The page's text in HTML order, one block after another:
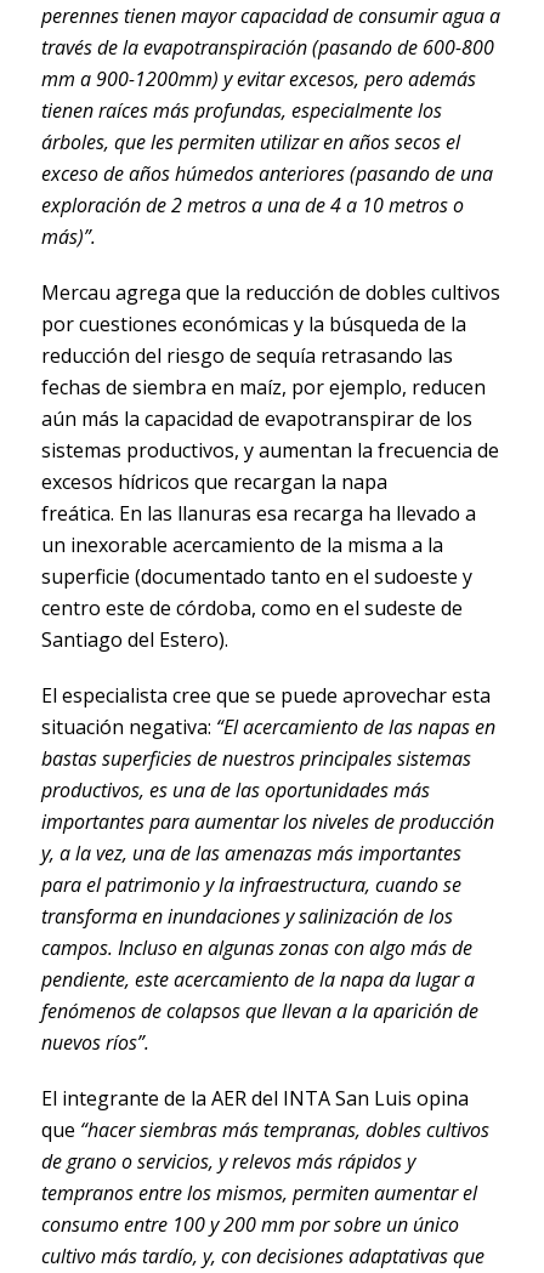
perennes tienen mayor capacidad de consumir agua a
través dela evapotranspiración (pasando de 600-800
mm a 900-1200mm) y evitar excesos, pero además
tienen raíces más profundas, especialmente los
árboles, que les permiten utilizar en años secos el
exceso de años húmedos anteriores (pasando de una
exploración de 2 metros a una de 4 a 10 metros o
más)”.
Mercau agrega que la reducción de dobles cultivos
por cuestiones económicas y la búsqueda de la
reducción del riesgo de sequía retrasando las
fechas de siembra en maíz, por ejemplo, reducen
aún más la capacidad de evapotranspirar de los
sistemas productivos, y aumentan la frecuencia de
excesos hídricos que recargan la napa
freática. En las llanuras esa recarga ha llevado a
un inexorable acercamiento de la misma a la
superficie (documentado tanto en el sudoeste y
centro este de córdoba, como en el sudeste de
Santiago del Estero).
El especialista cree que se puede aprovechar esta
situación negativa: “El acercamiento de las napas en
bastas superficies de nuestros principales sistemas
productivos, es una de las oportunidades más
importantes para aumentar los niveles de producción
y, a la vez, una de las amenazas más importantes
para el patrimonio y la infraestructura, cuando se
transforma en inundaciones y salinización de los
campos. Incluso en algunas zonas con algo más de
pendiente, este acercamiento de la napa da lugar a
fenómenos de colapsos que llevan a la aparición de
nuevos ríos”.
El integrante de la AER del INTA San Luis opina
que “hacer siembras más tempranas, dobles cultivos
de grano o servicios, y relevos más rápidos y
tempranos entre los mismos, permiten aumentar el
consumo entre 100 y 200 mm por sobre un único
cultivo más tardío, y, con decisiones adaptativas que